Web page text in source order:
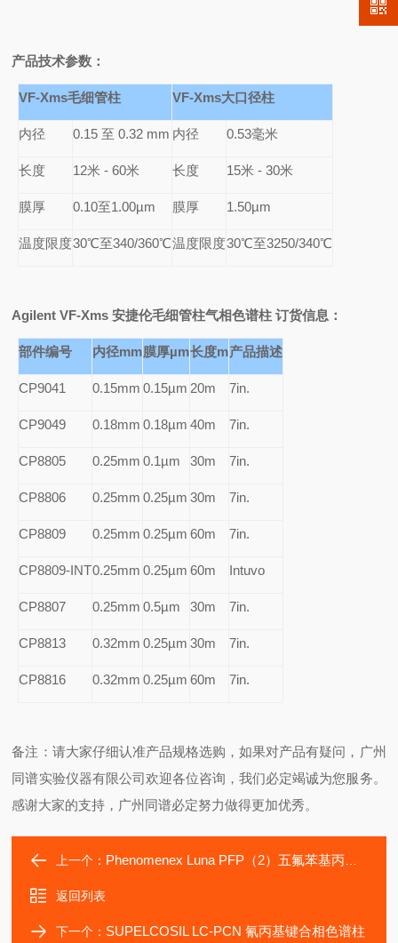
产品技术参数：
VF-Xms毛细管柱 VF-Xms大口径柱
内径 0.15 至 0.32 mm 内径 0.53毫米
长度 12米 - 60米 长度 15米 - 30米
膜厚 0.10至1.00µm 膜厚 1.50µm
温度限度30℃至340/360℃温度限度30℃至3250/340℃
Agilent VF-Xms安捷伦毛细管柱气相色谱柱 订货信息：
部件编号 内径mm膜厚µm长度m产品描述
CP9041 0.15mm 0.15µm 20m 7in.
CP9049 0.18mm 0.18µm 40m 7in.
CP8805 0.25mm 0.1µm 30m 7in.
CP8806 0.25mm 0.25µm 30m 7in.
CP8809 0.25mm 0.25µm 60m 7in.
CP8809-INT0.25mm 0.25µm 60m Intuvo
CP8807 0.25mm 0.5µm 30m 7in.
CP8813 0.32mm 0.25µm 30m 7in.
CP8816 0.32mm 0.25µm 60m 7in.
备注：请大家仔细认准产品规格选购，如果对产品有疑问，广州
同谱实验仪器有限公司欢迎各位咨询，我们必定竭诚为您服务。
感谢大家的支持，广州同谱必定努力做得更加优秀。
上一个： Phenomenex Luna PFP（2）五氟苯基丙基色谱柱
返回列表
下一个： SUPELCOSIL LC-PCN 氰丙基键合相色谱柱